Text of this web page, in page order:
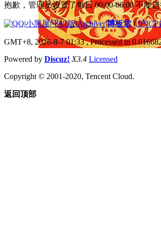
抱歉，管理员设置了每日 00:00-06:00 不能
|小黑屋|手机版|Archiver|博板堂(沪ICP
GMT+8, 2026-8-7 01:33, Processed in
Powered by Discuz! X3.4 Licensed
Copyright © 2001-2020, Tencent Cloud.
返回顶部